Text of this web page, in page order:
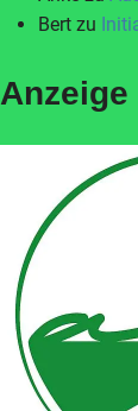
Bert zu
Anzeige